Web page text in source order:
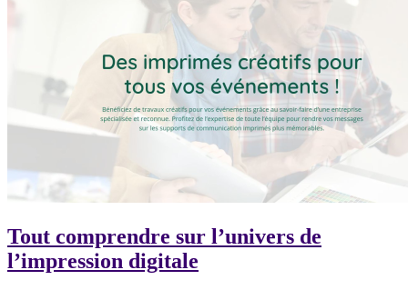
Tout comprendre sur l’univers de
l’impression digitale